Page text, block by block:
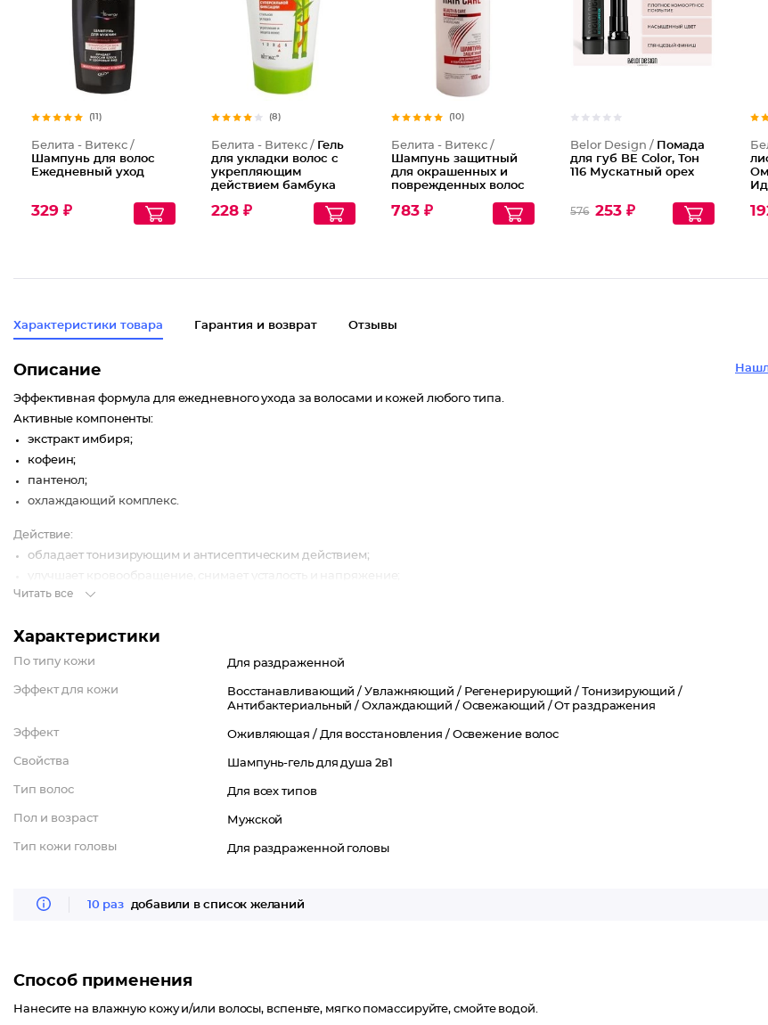
(11)
Белита - Витекс /
Шампунь для волос
Ежедневный уход
329 ₽
(8)
Белита - Витекс / Гель
для укладки волос с
укрепляющим
действием бамбука
фиксации
Прикорневой объем
228 ₽
(10)
Белита - Витекс /
Шампунь защитный
для окрашенных и
поврежденных волос
кашемира Protective
Shampoo for Dyed and
783 ₽
Belor Design / Помада
для губ BE Color, Тон
116 Мускатный орех
576 253 ₽
Характеристики товара Гарантия и возврат Отзывы
Описание
Эффективная формула для ежедневного ухода за волосами и кожей любого типа.
Активные компоненты:
экстракт имбиря;
кофеин;
пантенол;
охлаждающий комплекс.
Действие:
обладает тонизирующим и антисептическим действием;
улучшает кровообращение, снимает усталость и напряжение;
уменьшает раздражение, способствует регенерации, сохраняет баланс влаги в коже;
Читать все
Характеристики
По типу кожи Для раздраженной
Эффект для кожи Восстанавливающий / Увлажняющий / Регенерирующий / Тонизирующий /
Антибактериальный / Охлаждающий / Освежающий /От раздражения
Эффект Оживляющая / Для восстановления / Освежение волос
Свойства Шампунь-гель для душа 2в1
Тип волос Для всех типов
Пол и возраст Мужской
Тип кожи головы Для раздраженной головы
10 раз добавили в список желаний
Способ применения
Нанесите на влажную кожу и/или волосы, вспеньте, мягко помассируйте, смойте водой.